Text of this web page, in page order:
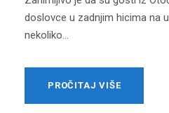
doslovce u zadnjim hicima na
nekoliko...
PROČITAJ VIŠE